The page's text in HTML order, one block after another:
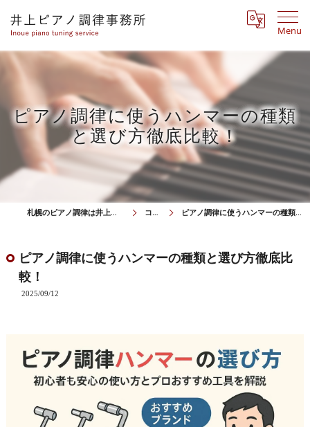
Menu
ピアノ調律に使うハンマーの種類
と選び方徹底比較！
札幌のピアノ調律は井上ピアノ調律事務所 コラム ピアノ調律に使うハンマーの種類と選び方徹底比較！
ピアノ調律に使うハンマーの種類と選び方徹底比
較！
2025/09/12